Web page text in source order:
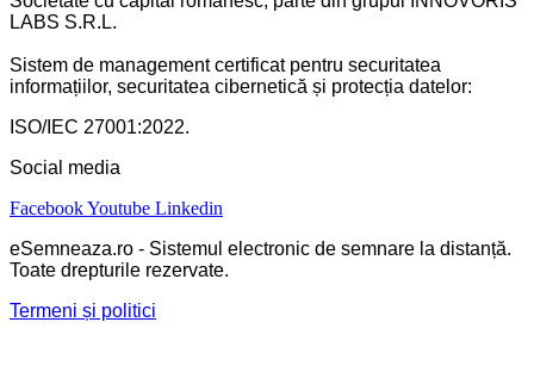
LABS S.R.L.
Sistem de management certificat pentru securitatea
informațiilor, securitatea cibernetică și protecția datelor:
ISO/IEC 27001:2022.
Social media
FacebookYoutube Linkedin
eSemneaza.ro - Sistemul electronic de semnare la distanță.
Toate drepturile rezervate.
Termeni și politici